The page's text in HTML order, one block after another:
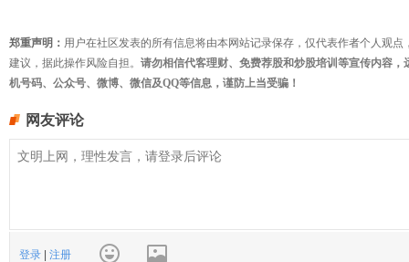
郑重声明： 用户在社区发表的所有信息将由本网站记录保存，仅代表作者个人观
建议，据此操作风险自担。 请勿相信代客理财、免费荐股和炒股培训等宣传内容
机号码、公众号、微博、微信及QQ等信息，谨防上当受骗！
网友评论
登录 | 注册